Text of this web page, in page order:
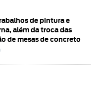
de pintura e
além da troca das
de mesas de concreto